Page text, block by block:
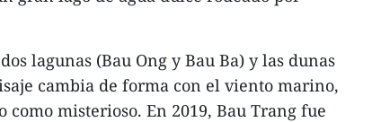
lagunas (Bau Ong y Bau Ba) y las dunas
cambia de forma con el viento marino,
misterioso. En 2019, Bau Trang fue